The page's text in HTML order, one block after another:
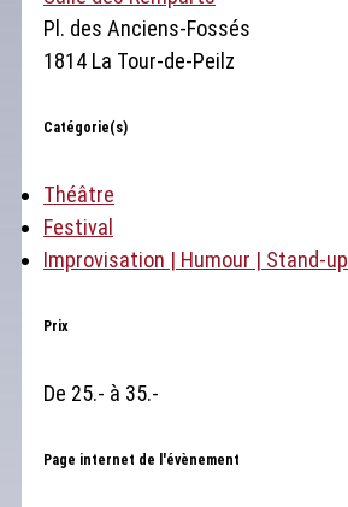
Pl. des Anciens-Fossés
1814 La Tour-de-Peilz
Catégorie(s)
Théâtre
Festival
Improvisation | Humour | Stand-up
Prix
De 25.- à 35.-
Page internet de l'évènement